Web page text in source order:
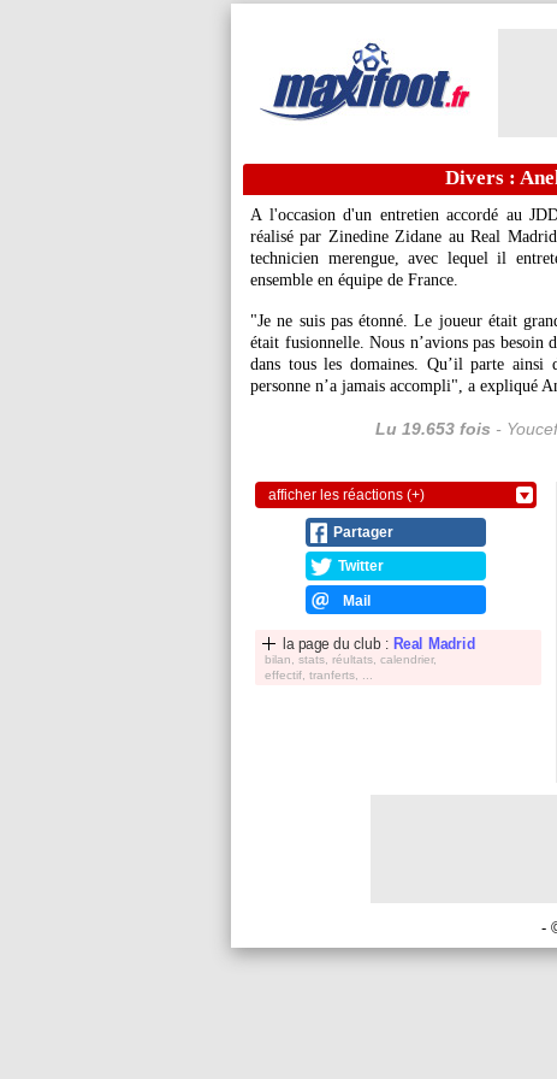
Divers :
A l'occasion d'un entretien accordé au
réalisé par Zinedine Zidane au Real
technicien merengue, avec lequel il
ensemble en équipe de France.
"Je ne suis pas étonné. Le joueur était
était fusionnelle. Nous n’avions pas besoin
dans tous les domaines. Qu’il parte
personne n’a jamais accompli", a expliqué
Lu 19.653 fois -
afficher les réactions (+)
Partager
Twitter
Mail
la page du club : Real Madrid
bilan, stats, réultats, calendrier,
effectif, tranferts, ...
-